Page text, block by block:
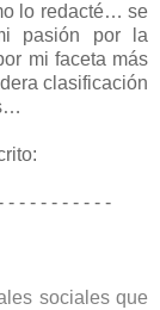
lo redacté… se
pasión por la
mi faceta más
clasificación
- - - - - - - - - -
sociales que